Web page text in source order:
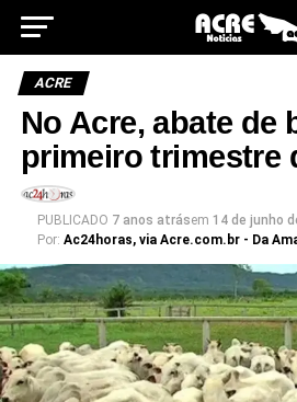
ACRE
No Acre, abate de
primeiro trimestre
PUBLICADO 7 anos atrásem 14 de junho
Por: Ac24horas, via Acre.com.br - Da